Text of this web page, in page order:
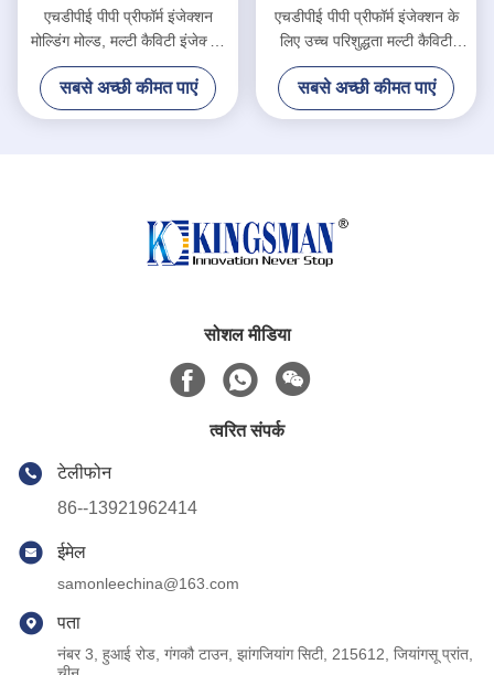
वीडियो
एचडीपीई पीपी प्रीफॉर्म इंजेक्शन
मोल्डिंग मोल्ड, मल्टी कैविटी इंजेक्शन
सबसे अच्छी कीमत पाएं
वीडियो
एचडीपीई पीपी प्रीफॉर्म इंजेक्शन के
लिए उच्च परिशुद्धता मल्टी कैविटी
सबसे अच्छी कीमत पाएं
सोशल मीडिया
टेलीफोन
86--13921962414
ईमेल
samonleechina@163.com
पता